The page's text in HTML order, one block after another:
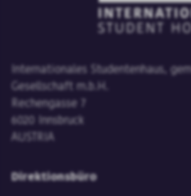
Internationales Studentenhaus,
Gesellschaft m.b.H.
Rechengasse 7
6020 Innsbruck
AUSTRIA
Direktionsbüro